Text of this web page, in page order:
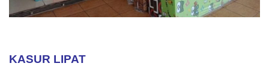
KASUR LIPAT